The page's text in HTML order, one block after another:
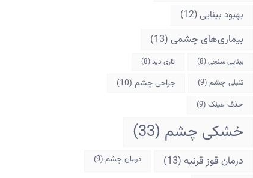
بهبود بینایی(12)
بیماری‌های چشمی(13)
بینایی سنجی(8) تاری دید(8)
تنبلی چشم (9) جراحی چشم (10)
حذف عینک (9)
خشکی چشم (33)
درمان قوز قرنیه(13) درمان چشم (9)